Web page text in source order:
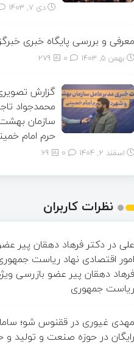
دی ۷, ۱۴۰۳
معرفی و بررسی پایگاه خبری
بهمن ۵, ۱۴۰۳ 279
گزارش
محمدجواد
سازمان
حرم امام
اسفند ۲, ۱۴۰۴ 69
نظرات کاربران
علیدر دکتر فرهاد دهقان پیر
امور اقتصادی نهاد رياست
فرهاد دهقان پیر عضو بازرسی
ریاست جمهوری
مهدی غیوری در ققنوس شو؛
رایگان در حوزه صنعت و تولید